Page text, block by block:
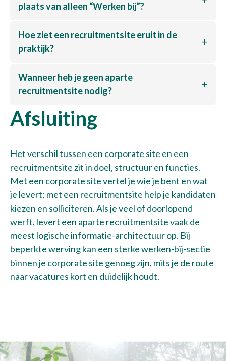
plaats van alleen “Werken bij”?
Hoe ziet een recruitmentsite eruit in de
praktijk?
Wanneer heb je geen aparte
recruitmentsite nodig?
Afsluiting
Het verschil tussen een corporate site en een
recruitmentsite zit in doel, structuur en functies.
Met een corporate site vertel je wie je bent en wat
je levert; met een recruitmentsite help je kandidaten
kiezen en solliciteren. Als je veel of doorlopend
werft, levert een aparte recruitmentsite vaak de
meest logische informatie-architectuur op. Bij
beperkte werving kan een sterke werken-bij-sectie
binnen je corporate site genoeg zijn, mits je de route
naar vacatures kort en duidelijk houdt.